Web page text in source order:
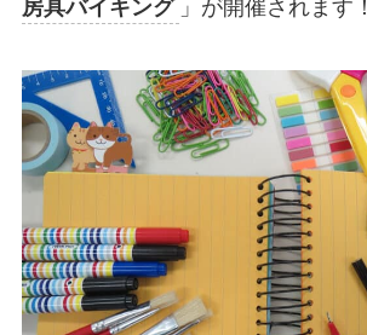
房具バイキング 」が開催されます！